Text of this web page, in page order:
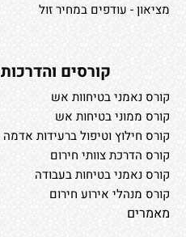
מציאון - עודפים במחיר זול
קורסים והדרכות
קורס נאמני בטיחוות אש
קורס ממוני בטיחות אש
קורס חילוץ וטיפול ברעידות אדמה
קורס הדרכת צוותי חירום
קורס נאמני בטיחות בעבודה
קורס מנהלי אירוע חירום
מאמרים